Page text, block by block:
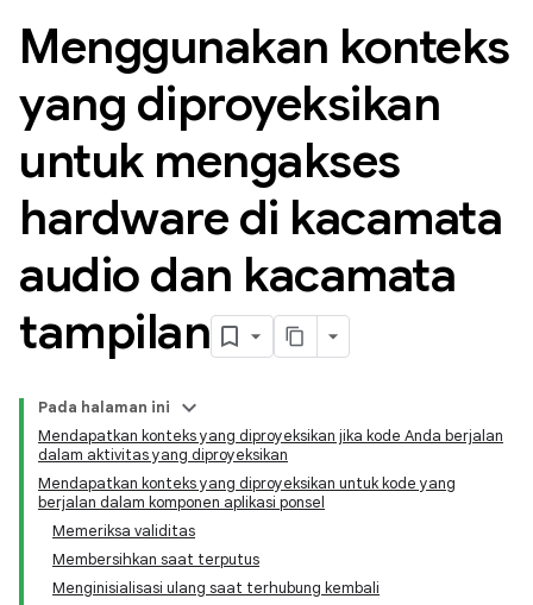
Menggunakan konteks
yang diproyeksikan
untuk mengakses
hardware di kacamata
audio dan kacamata
tampilan
Pada halaman ini
Mendapatkan konteks yang diproyeksikan jika kode Anda berjalan
dalam aktivitas yang diproyeksikan
Mendapatkan konteks yang diproyeksikan untuk kode yang
berjalan dalam komponen aplikasi ponsel
Memeriksa validitas
Membersihkan saat terputus
Menginisialisasi ulang saat terhubung kembali